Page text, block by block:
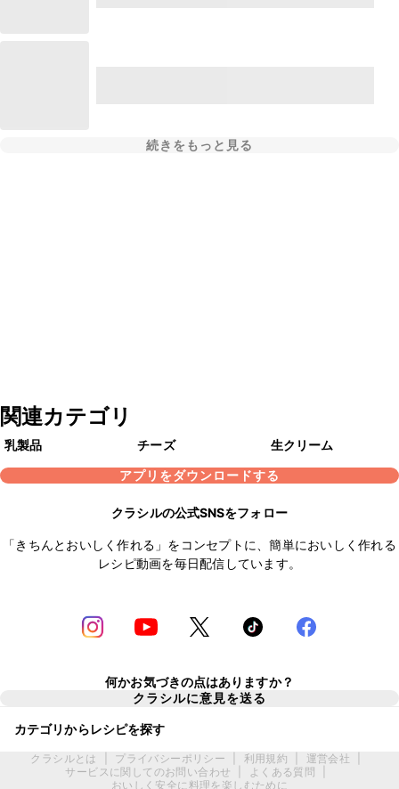
続きをもっと見る
関連カテゴリ
乳製品 チーズ
生クリーム
アプリをダウンロードする
クラシルの公式SNSをフォロー
「きちんとおいしく作れる」をコンセプトに、簡単においしく作れる
レシピ動画を毎日配信しています。
何かお気づきの点はありますか？
クラシルに意見を送る
カテゴリからレシピを探す
クラシルとは プライバシーポリシー 利用規約 運営会社
サービスに関してのお問い合わせ
よくある質問
おいしく安全に料理を楽しむために